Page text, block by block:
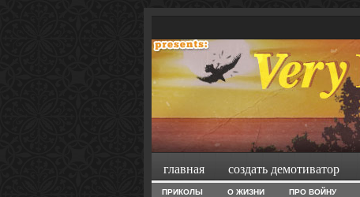
главная создать демотиватор
ПРИКОЛЫ О ЖИЗНИ ПРО ВОЙНУ